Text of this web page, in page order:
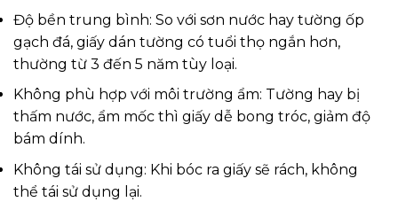
Độ bền trung bình: So với sơn nước hay tường ốp
gạch đá, giấy dán tường có tuổi thọ ngắn hơn,
thường từ 3 đến 5 năm tùy loại.
Không phù hợp với môi trường ẩm: Tường hay bị
thấm nước, ẩm mốc thì giấy dễ bong tróc, giảm độ
bám dính.
Không tái sử dụng: Khi bóc ra giấy sẽ rách, không
thể tái sử dụng lại.